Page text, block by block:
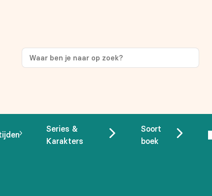
Series &
Karakters
Soort
boek
op je eerste aankoop!